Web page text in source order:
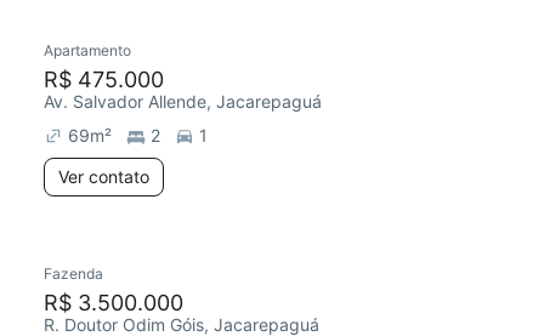
Chegou há 3 dias
Apartamento
R$ 475.000
Av. Salvador Allende, Jacarepaguá
69m² 2
1
Ver contato
Chegou este mês
Fazenda
R$ 3.500.000
R. Doutor Odim Góis, Jacarepaguá